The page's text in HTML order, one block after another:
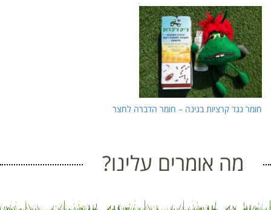
חומר נגד קרציות בגינה – חומר הדברה לחצר
מה אומרים עלינו?